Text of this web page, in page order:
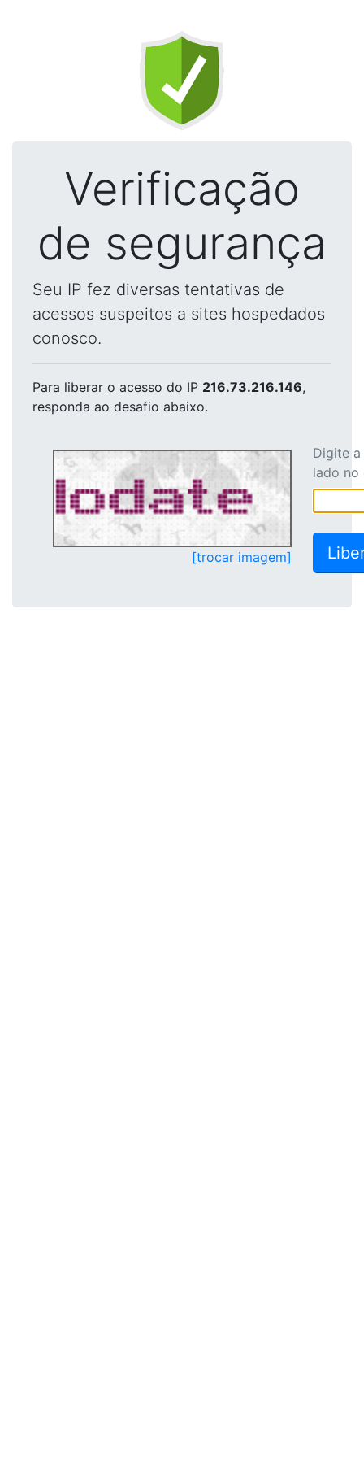
Verificação
de segurança
Seu IP fez diversas tentativas de
acessos suspeitos a sites hospedados
conosco.
Para liberar o acesso do IP 216.73.216.146,
responda ao desafio abaixo.
[trocar imagem]
Digite
lado no